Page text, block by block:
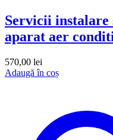
Servicii instalare
aparat aer
570,00 lei
Adaugă în coș